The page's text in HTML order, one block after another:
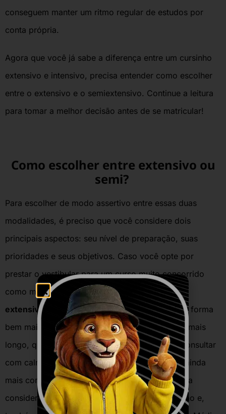
conseguem manter um ritmo regular de estudos por
conta própria.
Agora que você já sabe a diferença entre um cursinho
extensivo e intensivo, precisa entender como escolher
entre o extensivo e o semiextensivo. Continue a leitura
para tomar a melhor decisão antes de se matricular!
Como escolher entre extensivo ou
semi?
Para escolher de modo assertivo entre essas duas
modalidades, é preciso que você considere dois
principais aspectos: seu nível de preparação, suas
prioridades e seus objetivos. Caso você opte por
prestar o vestibular para um curso muito concorrido
como medicina, o ideal seria fazer um cursinho
extensivo , pois você estudará os conteúdos de forma
bem mais detalhada e durante um período bem mais
longo, que será benéfico também para poder consultar
com calma os plantões de dúvidas para tornar ainda
mais completo o seu aprendizado. Outro ponto a
considerar é se você possui lacunas de formação e,